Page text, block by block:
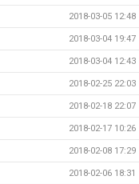
2018-03-05 12:48
2018-03-04 19:47
2018-03-04 12:43
2018-02-25 22:03
2018-02-18 22:07
2018-02-17 10:26
2018-02-08 17:29
2018-02-06 18:31